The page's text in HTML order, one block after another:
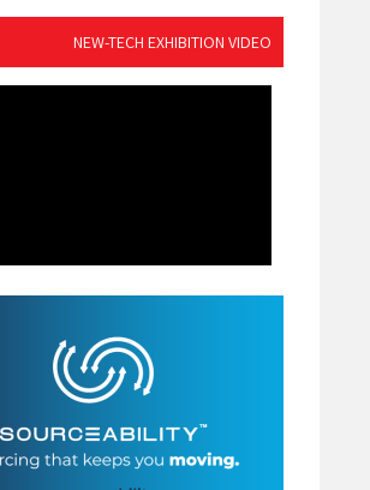
NEW-TECH EXHIBITION VIDEO